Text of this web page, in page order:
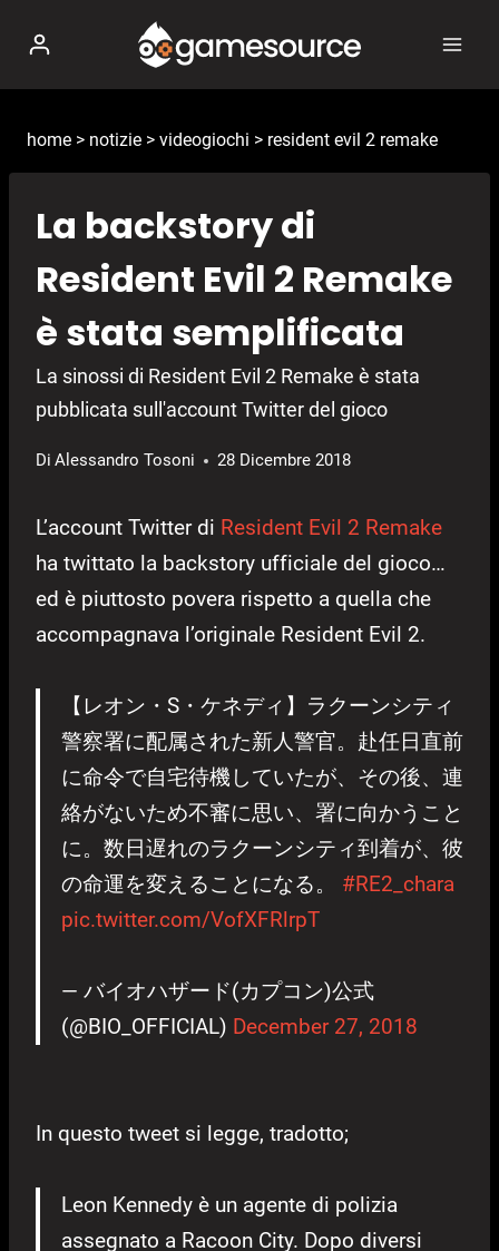
contenuto
home > notizie > videogiochi > resident evil 2 remake
La backstory di
Resident Evil 2 Remake
è stata semplificata
La sinossi di Resident Evil 2 Remake è stata
pubblicata sull'account Twitter del gioco
Di Alessandro Tosoni 28 Dicembre 2018
L’account Twitter di Resident Evil 2 Remake
ha twittato la backstory ufficiale del gioco…
ed è piuttosto povera rispetto a quella che
accompagnava l’originale Resident Evil 2.
【レオン・S・ケネディ】ラクーンシティ
警察署に配属された新人警官。赴任日直前
に命令で自宅待機していたが、その後、連
絡がないため不審に思い、署に向かうこと
に。数日遅れのラクーンシティ到着が、彼
の命運を変えることになる。 #RE2_chara
pic.twitter.com/VofXFRlrpT
— バイオハザード(カプコン)公式
(@BIO_OFFICIAL) December 27, 2018
In questo tweet si legge, tradotto;
Leon Kennedy è un agente di polizia
assegnato a Racoon City. Dopo diversi